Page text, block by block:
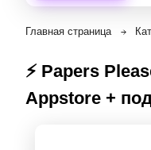
Главная страница
⚡️ Papers
Appstore +